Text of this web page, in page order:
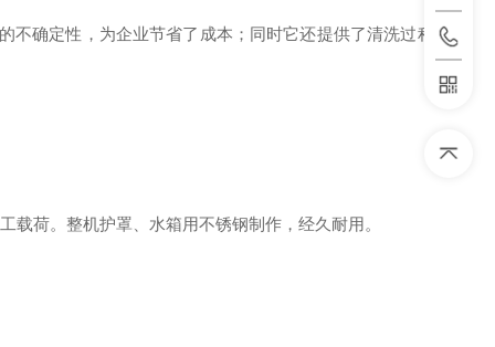
确定性，为企业节省了成本；同时它还提供了清洗过程的
荷。整机护罩、水箱用不锈钢制作，经久耐用。